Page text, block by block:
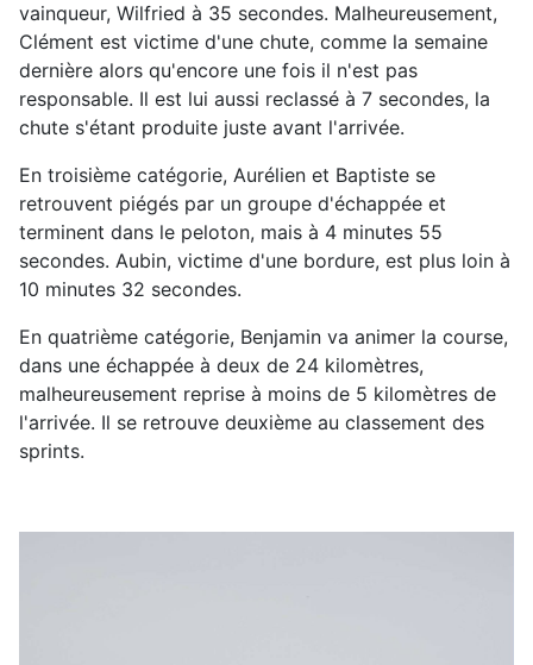
vainqueur, Wilfried à 35 secondes. Malheureusement,
Clément est victime d'une chute, comme la semaine
dernière alors qu'encore une fois il n'est pas
responsable. Il est lui aussi reclassé à 7 secondes, la
chute s'étant produite juste avant l'arrivée.
En troisième catégorie, Aurélien et Baptiste se
retrouvent piégés par un groupe d'échappée et
terminent dans le peloton, mais à 4 minutes 55
secondes. Aubin, victime d'une bordure, est plus loin à
10 minutes 32 secondes.
En quatrième catégorie, Benjamin va animer la course,
dans une échappée à deux de 24 kilomètres,
malheureusement reprise à moins de 5 kilomètres de
l'arrivée. Il se retrouve deuxième au classement des
sprints.